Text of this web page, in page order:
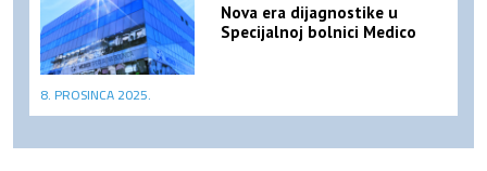
Nova era dijagnostike u
Specijalnoj bolnici Medico
8. PROSINCA 2025.